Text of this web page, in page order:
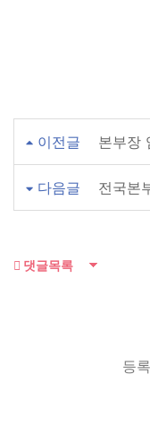
이전글 본부장
다음글 전국본
댓글목록
등